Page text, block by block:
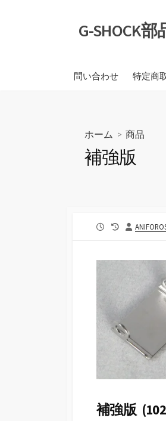
G-SHOCK
問い合わせ 特定商
ホーム > 商品
補強版
公
最
新
投
補強版